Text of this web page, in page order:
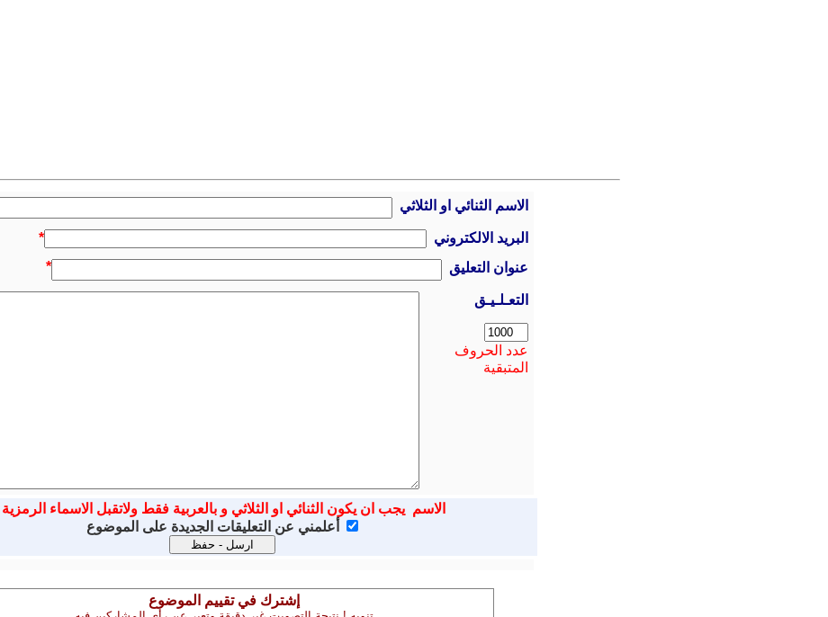
الاسم الثنائي او الثلاثي
*
البريد الالكتروني
*
عنوان التعليق
التعـلـيـق
عدد الحروف
المتبقية
الاسم يجب ان يكون الثنائي او الثلاثي و بالعربية فقط ولاتقبل الاسماء الرمزية
أعلمني عن التعليقات الجديدة على الموضوع
إشترك في تقييم الموضوع